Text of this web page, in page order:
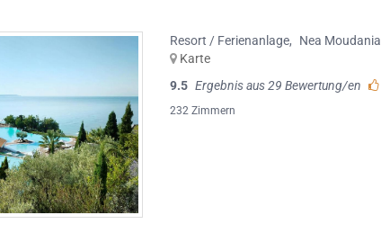
Resort / Ferienanlage, Nea Moudania
Karte
9.5 Ergebnis aus 29 Bewertung/en
232 Zimmern